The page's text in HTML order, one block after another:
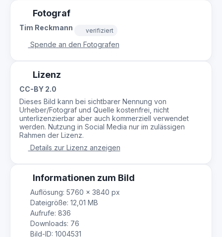
Fotograf
Tim Reckmann verifiziert
Spende an den Fotografen
Lizenz
CC-BY 2.0
Dieses Bild kann bei sichtbarer Nennung von
Urheber/Fotograf und Quelle kostenfrei, nicht
unterlizenzierbar aber auch kommerziell verwendet
werden. Nutzung in Social Media nur im zulässigen
Rahmen der Lizenz.
Details zur Lizenz anzeigen
Informationen zum Bild
Auflösung: 5760 × 3840 px
Dateigröße: 12,01 MB
Aufrufe: 836
Downloads: 76
Bild-ID: 1004531